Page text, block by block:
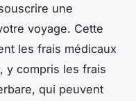
une
voyage. Cette
les frais médicaux
y compris les frais
qui peuvent